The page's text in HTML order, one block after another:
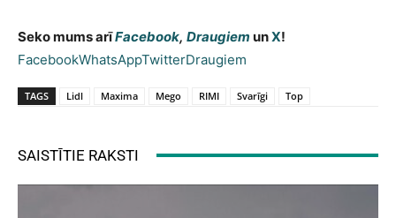
Seko mums arīFacebook, Draugiem unX!
FacebookWhatsAppTwitterDraugiem
TAGS Lidl Maxima Mego RIMI Svarīgi Top
SAISTĪTIE RAKSTI